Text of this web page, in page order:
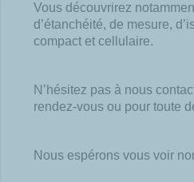
Vous découvrirez
d’étanchéité, de mesure,
compact et cellulaire.​
N’hésitez pas à nous
rendez-vous ou pour toute
Nous espérons vous voir